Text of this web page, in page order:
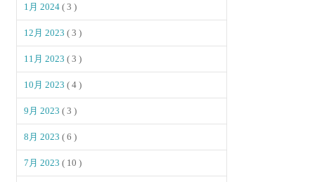
1月 2024( 3 )
12月 2023( 3 )
11月 2023( 3 )
10月 2023( 4 )
9月 2023( 3 )
8月 2023( 6 )
7月 2023( 10 )